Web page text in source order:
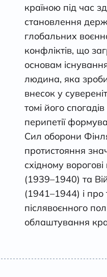
країною під час
становлення
глобальних
конфліктів, що
основам
людина, яка
внесок у
томі його
перипетії
Сил оборони
протистояння
східному
(1939–1940) та
(1941–1944) і про
післявоєнного
облаштування